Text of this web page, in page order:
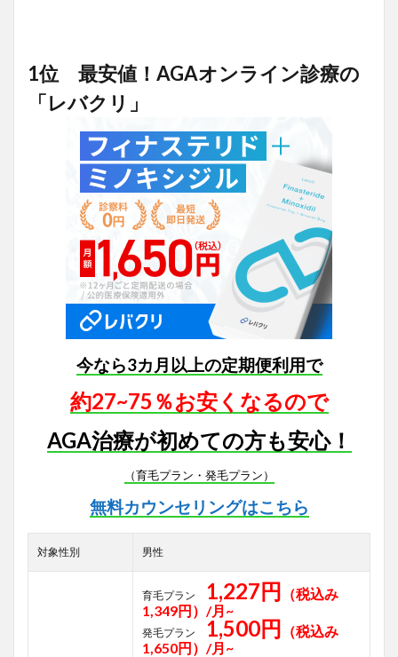
1位 最安値！AGAオンライン診療の
「レバクリ」
今なら3カ月以上の定期便利用で
約27~75％お安くなるので
AGA治療が初めての方も安心！
（育毛プラン・発毛プラン）
無料カウンセリングはこちら
対象性別 男性
育毛プラン 1,227円 （税込み
1,349円）/月~
発毛プラン 1,500円 （税込み
1,650円）/月~